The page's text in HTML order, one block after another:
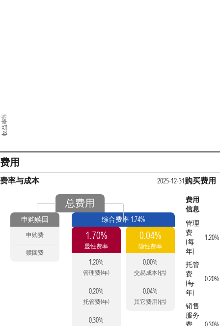
收益率%
费用
费率与成本 2025-12-31
总费用
申购赎回
申购费
赎回费
综合费率 1.74%
1.70%
显性费率
1.20%
管理费(年)
0.20%
托管费(年)
0.30%
0.04%
隐性费率
0.00%
交易成本(估)
0.04%
其它费用(估)
购买费用
费用
信息
管理
费
(每
年)
1.20%
托管
费
(每
年)
0.20%
销售
服务